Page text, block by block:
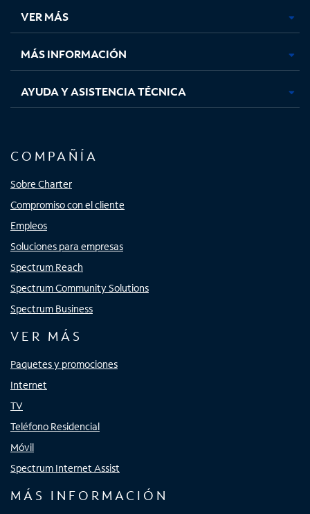
pestaña
nueva
pestaña
nueva
pestaña
nuevanueva
VER MÁS
MÁS INFORMACIÓN
AYUDA Y ASISTENCIA TÉCNICA
COMPAÑÍA
Sobre Charter
Compromiso con el cliente
Empleos
Soluciones para empresas
Spectrum Reach
Spectrum Community Solutions
Spectrum Business
VER MÁS
Paquetes y promociones
Internet
TV
Teléfono Residencial
Móvil
Spectrum Internet Assist
MÁS INFORMACIÓN